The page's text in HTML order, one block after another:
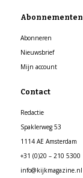
Abonnementen
Abonneren
Nieuwsbrief
Mijn account
Contact
Redactie
Spaklerweg 53
1114 AE Amsterdam
+31 (0)20 – 210 5300
info@kijkmagazine.nl